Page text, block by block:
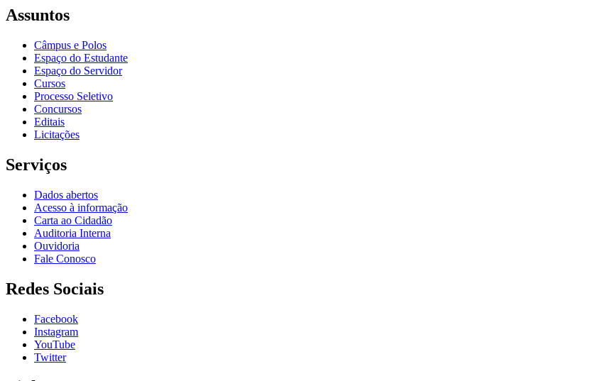
Assuntos
Câmpus e Polos
Espaço do Estudante
Espaço do Servidor
Cursos
Processo Seletivo
Concursos
Editais
Licitações
Serviços
Dados abertos
Acesso à informação
Carta ao Cidadão
Auditoria Interna
Ouvidoria
Fale Conosco
Redes Sociais
Facebook
Instagram
YouTube
Twitter